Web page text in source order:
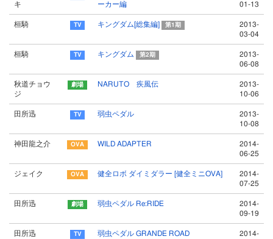
キ
ーカー編
01-13
桓騎 キングダム[総集編] 第1期
2013-
03-04
桓騎 キングダム 第2期
2013-
06-08
秋道チョウ
ジ
NARUTO 疾風伝
2013-
10-06
田所迅 弱虫ペダル
2013-
10-08
神田龍之介 WILD ADAPTER
2014-
06-25
ジェイク 健全ロボ ダイミダラー [健全ミニOVA]
2014-
07-25
田所迅 弱虫ペダル Re:RIDE
2014-
09-19
田所迅 弱虫ペダル GRANDE ROAD
2014-